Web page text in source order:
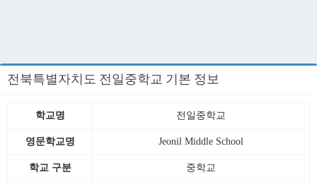
전북특별자치도 전일중학교 기본 정보
학교명 전일중학교
영문학교명 Jeonil Middle School
학교 구분 중학교